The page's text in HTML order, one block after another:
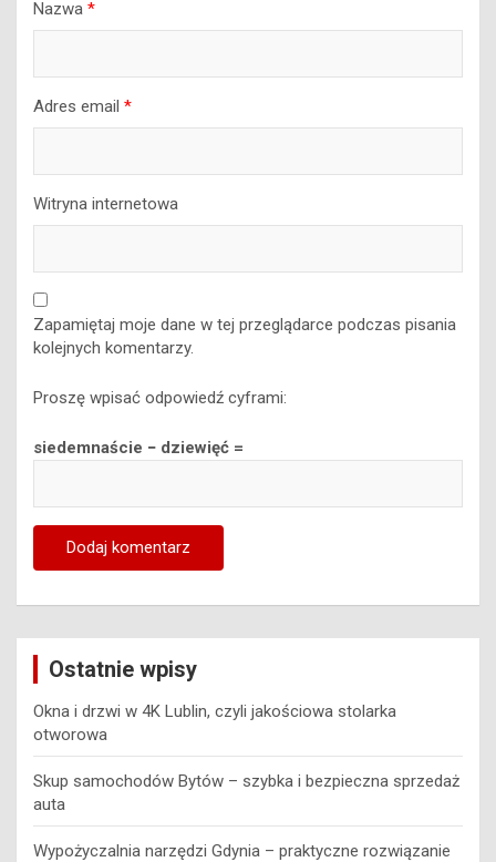
Nazwa *
Adres email *
Witryna internetowa
Zapamiętaj moje dane w tej przeglądarce podczas pisania
kolejnych komentarzy.
Proszę wpisać odpowiedź cyframi:
siedemnaście − dziewięć =
Ostatnie wpisy
Okna i drzwi w 4K Lublin, czyli jakościowa stolarka
otworowa
Skup samochodów Bytów – szybka i bezpieczna sprzedaż
auta
Wypożyczalnia narzędzi Gdynia – praktyczne rozwiązanie